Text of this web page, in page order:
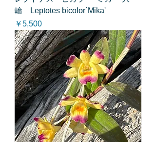
輪 Leptotes bicolor`Mika'
価格
￥5,500